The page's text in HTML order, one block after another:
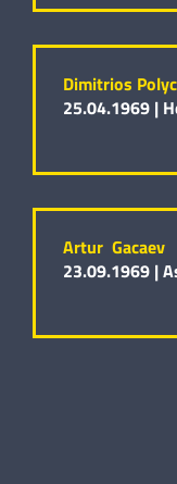
Dimitrios
25.04.1969 |
Artur Gacaev
23.09.1969 |